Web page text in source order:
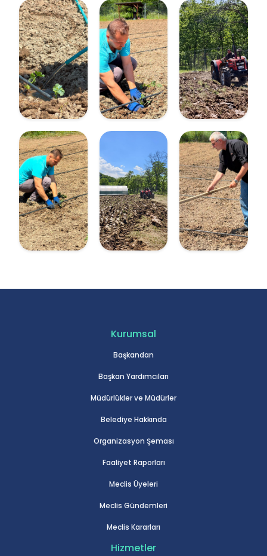
Kurumsal
Başkandan
Başkan Yardımcıları
Müdürlükler ve Müdürler
Belediye Hakkında
Organizasyon Şeması
Faaliyet Raporları
Meclis Üyeleri
Meclis Gündemleri
Meclis Kararları
Hizmetler